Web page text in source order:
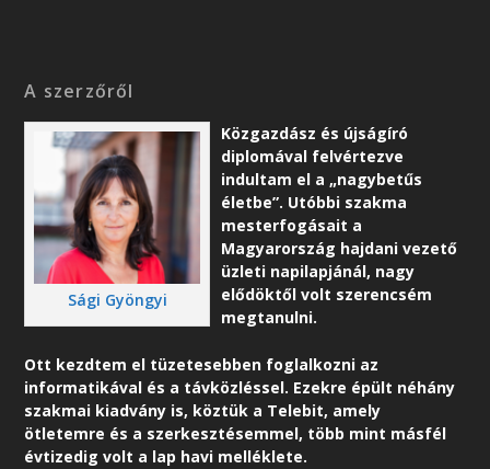
A szerzőről
Sági Gyöngyi
Közgazdász és újságíró
diplomával felvértezve
indultam el a „nagybetűs
életbe”. Utóbbi szakma
mesterfogásait a
Magyarország hajdani vezető
üzleti napilapjánál, nagy
elődöktől volt szerencsém
megtanulni.
Ott kezdtem el tüzetesebben foglalkozni az
informatikával és a távközléssel. Ezekre épült néhány
szakmai kiadvány is, köztük a Telebit, amely
ötletemre és a szerkesztésemmel, több mint másfél
évtizedig volt a lap havi melléklete.